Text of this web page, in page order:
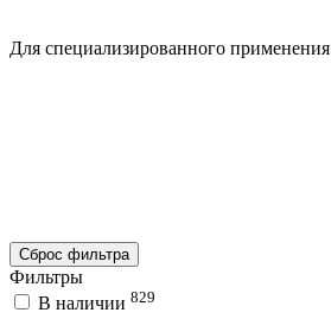
Для специализированного применения
Сброс фильтра
Фильтры
В наличии 829